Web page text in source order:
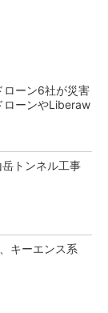
ローン6社が災害
ローンやLiberaw
トンネル工事
キーエンス系